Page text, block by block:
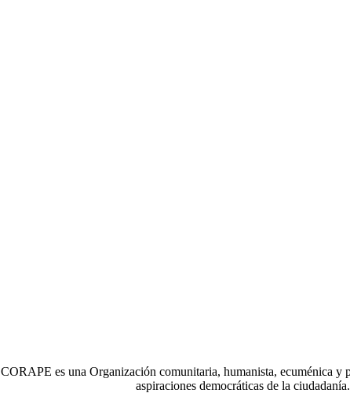
CORAPE es una Organización comunitaria, humanista, ecuménica y
aspiraciones democráticas de la ciudadanía.